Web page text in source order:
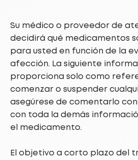
Su médico o proveedor de
decidirá qué medicamentos
para usted en función de la
afección. La siguiente
proporciona solo como
comenzar o suspender
asegúrese de comentarlo con
con toda la demás
el medicamento.
El objetivo a corto plazo del